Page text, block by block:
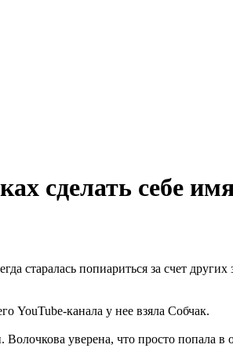
сделать себе
старалась попиариться за счет
YouTube-канала у нее взяла Собчак.
уверена, что просто попала в